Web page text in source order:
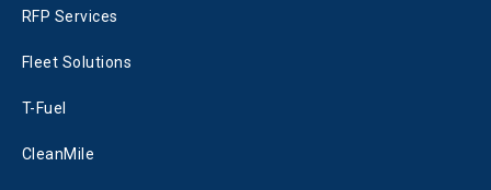
RFP Services
Fleet Solutions
T-Fuel
CleanMile